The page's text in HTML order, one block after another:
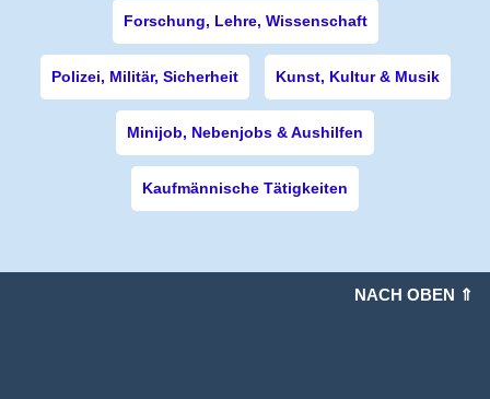
Forschung, Lehre, Wissenschaft
Polizei, Militär, Sicherheit Kunst, Kultur & Musik
Minijob, Nebenjobs & Aushilfen
Kaufmännische Tätigkeiten
NACH OBEN ⇑